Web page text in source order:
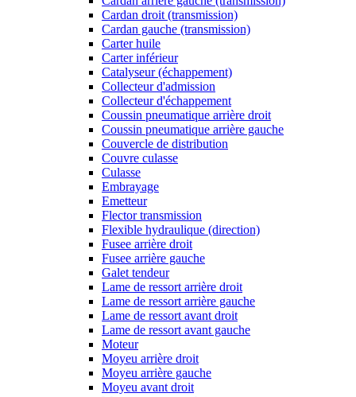
Cardan droit (transmission)
Cardan gauche (transmission)
Carter huile
Carter inférieur
Catalyseur (échappement)
Collecteur d'admission
Collecteur d'échappement
Coussin pneumatique arrière droit
Coussin pneumatique arrière gauche
Couvercle de distribution
Couvre culasse
Culasse
Embrayage
Emetteur
Flector transmission
Flexible hydraulique (direction)
Fusee arrière droit
Fusee arrière gauche
Galet tendeur
Lame de ressort arrière droit
Lame de ressort arrière gauche
Lame de ressort avant droit
Lame de ressort avant gauche
Moteur
Moyeu arrière droit
Moyeu arrière gauche
Moyeu avant droit